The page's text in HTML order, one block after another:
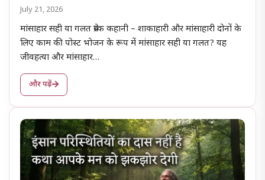
July 21, 2026
मांसाहार सही या गलत प्रेरक कहानी – शाकाहारी और मांसाहारी दोनों के
लिए काम की पोस्ट भोजन के रूप में मांसाहार सही या गलत? यह
जीवहत्या और मांसाहार…
और पढ़ें